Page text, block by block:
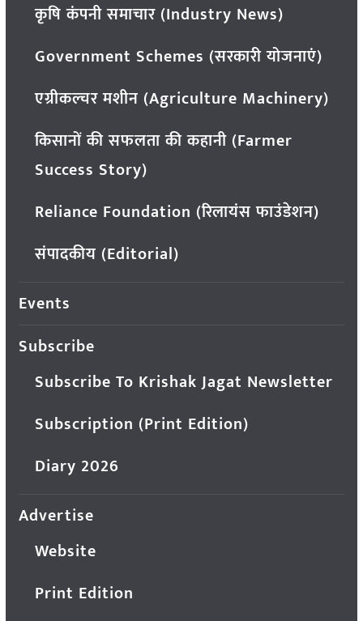
कृषि कंपनी समाचार (Industry News)
Government Schemes (सरकारी योजनाएं)
एग्रीकल्चर मशीन (Agriculture Machinery)
किसानों की सफलता की कहानी (Farmer
Success Story)
Reliance Foundation (रिलायंस फाउंडेशन)
संपादकीय (Editorial)
Events
Subscribe
Subscribe To Krishak Jagat Newsletter
Subscription (Print Edition)
Diary 2026
Advertise
Website
Print Edition